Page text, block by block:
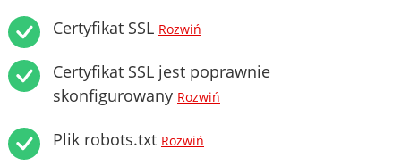
Certyfikat SSL Rozwiń
Certyfikat SSL jest poprawnie
skonfigurowany Rozwiń
Plik robots.txt Rozwiń